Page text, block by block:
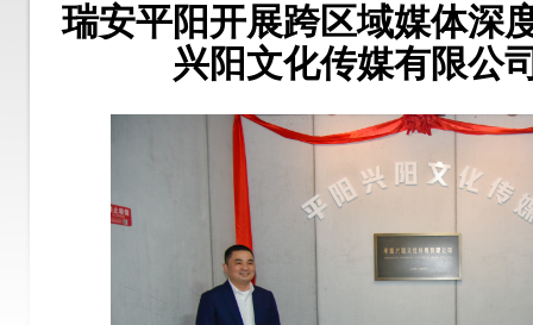
瑞安平阳开展跨区域媒体深
兴阳文化传媒有限公